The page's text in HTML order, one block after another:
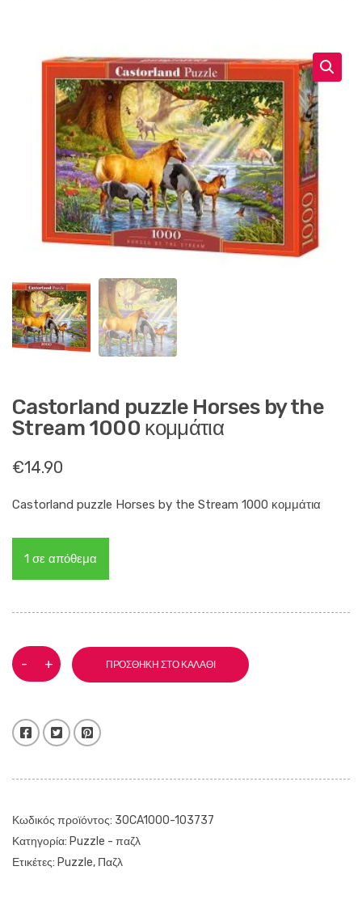
Castorland puzzle Horses by the
Stream 1000 κομμάτια
€14.90
Castorland puzzle Horses by the Stream 1000 κομμάτια
1 σε απόθεμα
-
Castorland
puzzle
Horses
Stream
1000
κομμάτια
+ ΠΡΟΣΘΉΚΗ ΣΤΟ ΚΑΛΆΘΙ
Facebook Twitter Pinterest
Κωδικός προϊόντος: 30CA1000-103737
Κατηγορία: Puzzle - παζλ
Ετικέτες: Puzzle, Παζλ